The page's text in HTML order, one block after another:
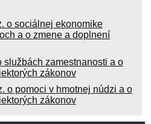
o sociálnej ekonomike
a o zmene a doplnení
službách zamestnanosti a o
zákonov
o pomoci v hmotnej núdzi a o
zákonov